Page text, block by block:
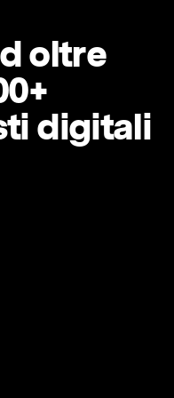
oltre
digitali